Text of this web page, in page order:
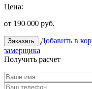
Цена:
от 190 000 руб.
Заказать Добавить в
замерщика
Получить расчет